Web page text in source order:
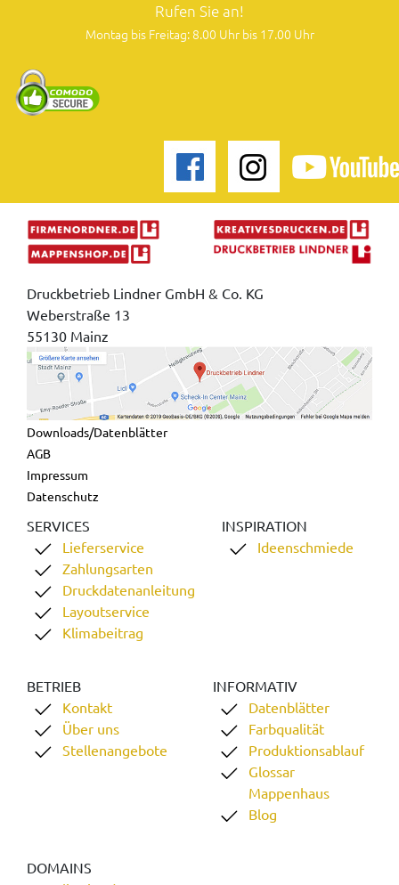
Rufen Sie an!
Montag bis Freitag: 8.00 Uhr bis 17.00 Uhr
Druckbetrieb Lindner GmbH & Co. KG
Weberstraße 13
55130 Mainz
Downloads/Datenblätter
AGB
Impressum
Datenschutz
SERVICES
Lieferservice
Zahlungsarten
Druckdatenanleitung
Layoutservice
Klimabeitrag
INSPIRATION
Ideenschmiede
BETRIEB
Kontakt
Über uns
Stellenangebote
INFORMATIV
Datenblätter
Farbqualität
Produktionsablauf
Glossar
Mappenhaus
Blog
DOMAINS